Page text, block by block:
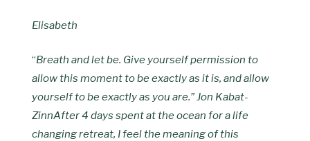
Elisabeth
“Breath and let be. Give yourself permission to
allow this moment to be exactly as it is, and allow
yourself to be exactly as you are.” Jon Kabat-
ZinnAfter 4 days spent at the ocean for a life
changing retreat, I feel the meaning of this